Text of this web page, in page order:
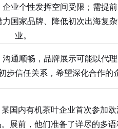
业个性发挥空间受限；需提
国家品牌、降低初次出海复
业。
通顺畅，品牌展示可能以代理
步信任关系，希望深化合作的
国内有机茶叶企业首次参加
展前，他们准备了详尽的多